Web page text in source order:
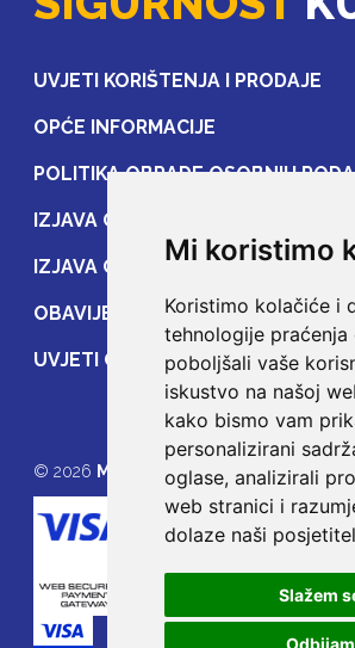
Mi koristimo
Koristimo kolačiće i
tehnologije praćenja
poboljšali vaše
iskustvo na našoj
kako bismo vam
personalizirani
oglase, analizirali
web stranici i
dolaze naši
Slažem
Odbijam
UVJETI KORIŠTENJA I PRODAJE
OPĆE INFORMACIJE
POLITIKA OBRADE OSOBNIH
IZJAVA O ZAŠTITI OSOBNIH
IZJAVA O ZAŠTITI PRIJENOSA
OBAVIJEST POTROŠAČIMA
UVJETI OSIGURANJA
© 2026 MOJE OSIGURANJE